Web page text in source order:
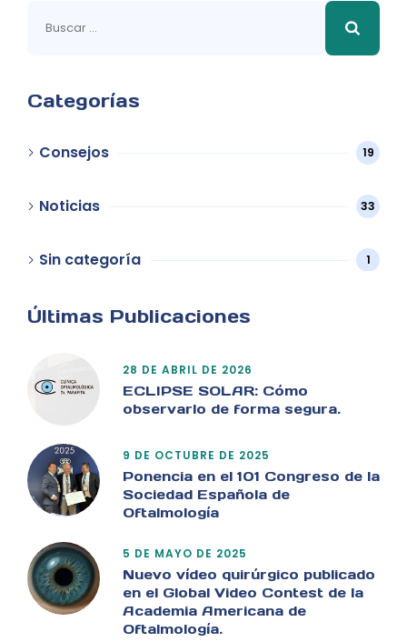
Categorías
Consejos 19
Noticias 33
Sin categoría 1
Últimas Publicaciones
28 DE ABRIL DE 2026
ECLIPSE SOLAR: Cómo
observarlo de forma segura.
9 DE OCTUBRE DE 2025
Ponencia en el 101 Congreso de la
Sociedad Española de
Oftalmología
5 DE MAYO DE 2025
Nuevo vídeo quirúrgico publicado
en el Global Video Contest de la
Academia Americana de
Oftalmología.